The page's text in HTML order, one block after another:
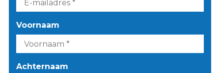
Voornaam
Achternaam